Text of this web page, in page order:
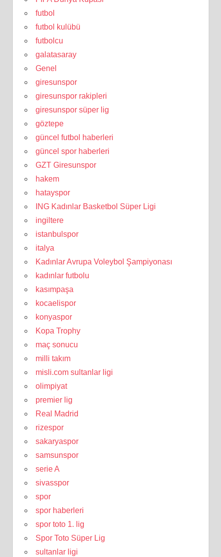
futbol
futbol kulübü
futbolcu
galatasaray
Genel
giresunspor
giresunspor rakipleri
giresunspor süper lig
göztepe
güncel futbol haberleri
güncel spor haberleri
GZT Giresunspor
hakem
hatayspor
ING Kadınlar Basketbol Süper Ligi
ingiltere
istanbulspor
italya
Kadınlar Avrupa Voleybol Şampiyonası
kadınlar futbolu
kasımpaşa
kocaelispor
konyaspor
Kopa Trophy
maç sonucu
milli takım
misli.com sultanlar ligi
olimpiyat
premier lig
Real Madrid
rizespor
sakaryaspor
samsunspor
serie A
sivasspor
spor
spor haberleri
spor toto 1. lig
Spor Toto Süper Lig
sultanlar ligi